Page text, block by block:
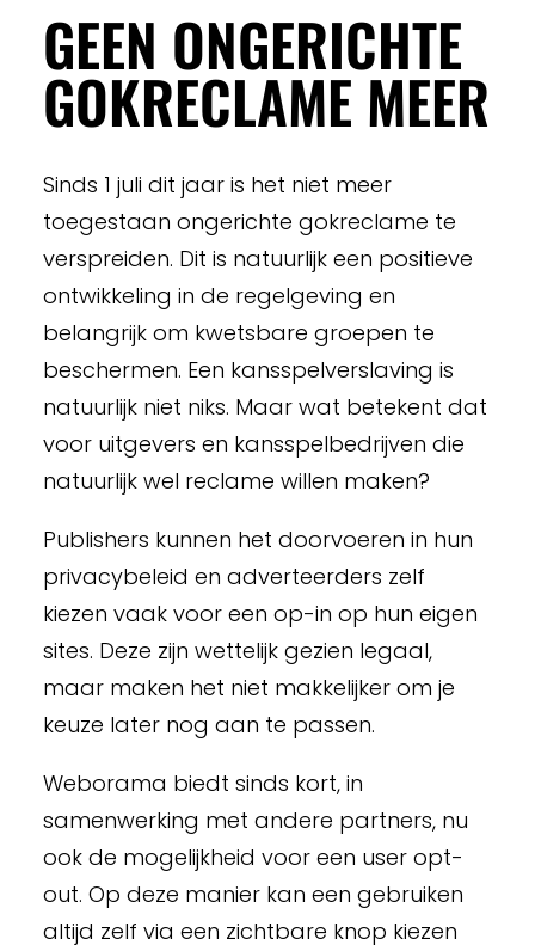
GEEN ONGERICHTE
GOKRECLAME MEER
Sinds 1 juli dit jaar is het niet meer
toegestaan ongerichte gokreclame te
verspreiden. Dit is natuurlijk een positieve
ontwikkeling in de regelgeving en
belangrijk om kwetsbare groepen te
beschermen. Een kansspelverslaving is
natuurlijk niet niks. Maar wat betekent dat
voor uitgevers en kansspelbedrijven die
natuurlijk wel reclame willen maken?
Publishers kunnen het doorvoeren in hun
privacybeleid en adverteerders zelf
kiezen vaak voor een op-in op hun eigen
sites. Deze zijn wettelijk gezien legaal,
maar maken het niet makkelijker om je
keuze later nog aan te passen.
Weborama biedt sinds kort, in
samenwerking met andere partners, nu
ook de mogelijkheid voor een user opt-
out. Op deze manier kan een gebruiken
altijd zelf via een zichtbare knop kiezen